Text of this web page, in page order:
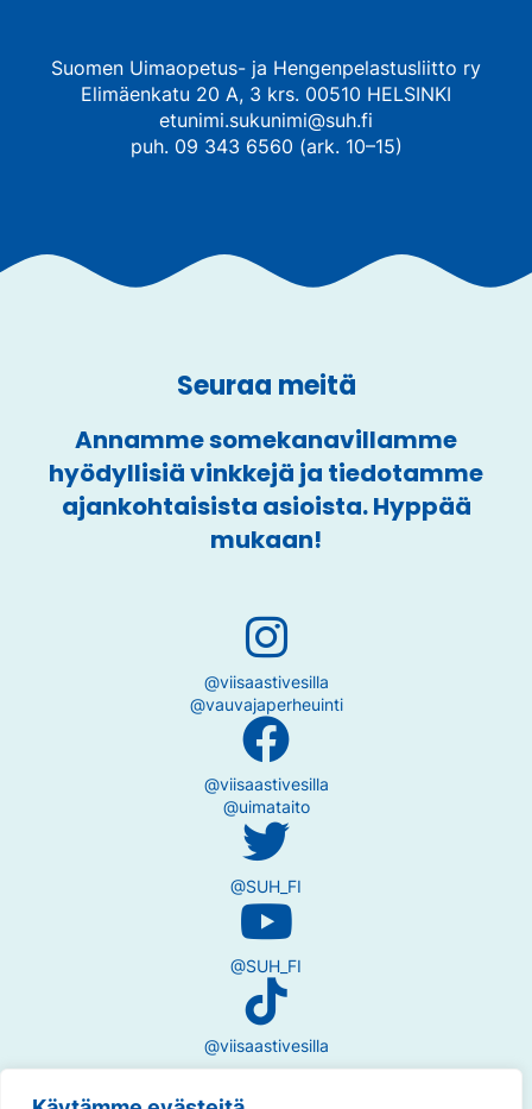
Suomen Uimaopetus- ja Hengenpelastusliitto ry
Elimäenkatu 20 A, 3 krs. 00510 HELSINKI
etunimi.sukunimi@suh.fi
puh. 09 343 6560 (ark. 10–15)
Seuraa meitä
Annamme somekanavillamme
hyödyllisiä vinkkejä ja tiedotamme
ajankohtaisista asioista. Hyppää
mukaan!
@viisaastivesilla
@vauvajaperheuinti
@viisaastivesilla
@uimataito
@SUH_FI
@SUH_FI
@viisaastivesilla